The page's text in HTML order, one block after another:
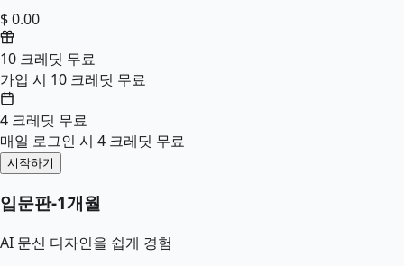
$ 0.00
10 크레딧 무료
가입 시 10 크레딧 무료
4 크레딧 무료
매일 로그인 시 4 크레딧 무료
시작하기
입문판-1개월
AI 문신 디자인을 쉽게 경험